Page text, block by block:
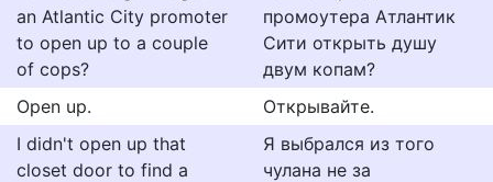
an Atlantic City promoter
to open up to a couple
of cops?
промоутера Атлантик
Сити открыть душу
двум копам?
Open up.
Открывайте.
I didn't open up that
closet door to find a
Я выбрался из того
чулана не за